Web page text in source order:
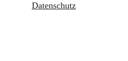
Datenschutz